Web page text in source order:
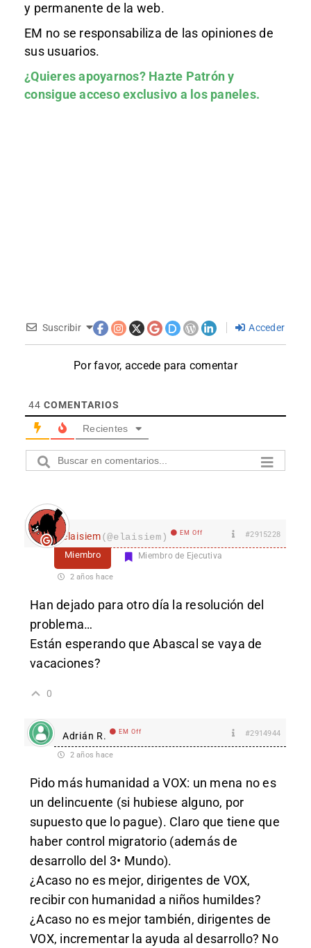
y permanente de la web.
EM no se responsabiliza de las opiniones de
sus usuarios.
¿Quieres apoyarnos? Hazte Patróny
consigue acceso exclusivo a los paneles.
Suscribir Acceder
Por favor, accede para comentar
44 COMENTARIOS
Recientes
elaisiem(@elaisiem) EM Off #2915228
Miembro Miembro de Ejecutiva
2 años hace
Han dejado para otro día la resolución del
problema…
Están esperando que Abascal se vaya de
vacaciones?
0
Adrián R. EM Off #2914944
2 años hace
Pido más humanidad a VOX: un mena no es
un delincuente (si hubiese alguno, por
supuesto que lo pague). Claro que tiene que
haber control migratorio (además de
desarrollo del 3• Mundo).
¿Acaso no es mejor, dirigentes de VOX,
recibir con humanidad a niños humildes?
¿Acaso no es mejor también, dirigentes de
VOX, incrementar la ayuda al desarrollo? No